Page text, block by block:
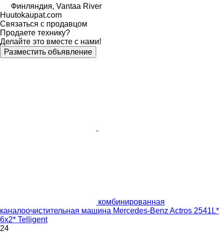
Финляндия, Vantaa River
Huutokaupat.com
Связаться с продавцом
Продаете технику?
Делайте это вместе с нами!
Разместить объявление
комбинированная
каналоочистительная машина Mercedes-Benz Actros 2541L*
6x2* Telligent
24